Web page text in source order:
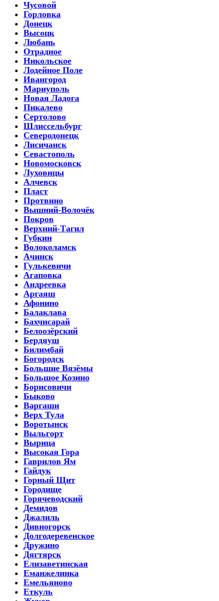
Чусовой
Горловка
Донецк
Высоцк
Любань
Отрадное
Никольское
Лодейное Поле
Ивангород
Мариуполь
Новая Ладога
Пикалево
Сертолово
Шлиссельбург
Северодонецк
Лисичанск
Севастополь
Новомосковск
Луховицы
Алчевск
Пласт
Протвино
Вышний-Волочёк
Покров
Верхний-Тагил
Губкин
Волоколамск
Ачинск
Гулькевичи
Агаповка
Андреевка
Аргаяш
Афонино
Балаклава
Бахчисарай
Белоозёрский
Бердяуш
Билимбай
Богородск
Большие Вязёмы
Большое Козино
Борисовичи
Быково
Варгаши
Верх Тула
Воротынск
Выльгорт
Вырица
Высокая Гора
Гаврилов Ям
Гайдук
Горный Щит
Городище
Горячеводский
Демидов
Джалиль
Дивногорск
Долгодеревенское
Дружино
Дягтярск
Елизаветинская
Еманжелинка
Емельяново
Еткуль